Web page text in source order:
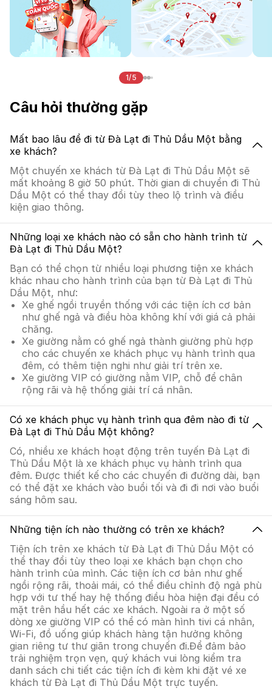
1/5
Câu hỏi thường gặp
Mất bao lâu để đi từ Đà Lạt đi Thủ Dầu Một bằng
xe khách?
Một chuyến xe khách từ Đà Lạt đi Thủ Dầu Một sẽ
mất khoảng 8 giờ 50 phút. Thời gian di chuyển đi Thủ
Dầu Một có thể thay đổi tùy theo lộ trình và điều
kiện giao thông.
Những loại xe khách nào có sẵn cho hành trình từ
Đà Lạt đi Thủ Dầu Một?
Bạn có thể chọn từ nhiều loại phương tiện xe khách
khác nhau cho hành trình của bạn từ Đà Lạt đi Thủ
Dầu Một, như:
Xe ghế ngồi truyền thống với các tiện ích cơ bản
như ghế ngả và điều hòa không khí với giá cả phải
chăng.
Xe giường nằm có ghế ngả thành giường phù hợp
cho các chuyến xe khách phục vụ hành trình qua
đêm, có thêm tiện nghi như giải trí trên xe.
Xe giường VIP có giường nằm VIP, chỗ để chân
rộng rãi và hệ thống giải trí cá nhân.
Có xe khách phục vụ hành trình qua đêm nào đi từ
Đà Lạt đi Thủ Dầu Một không?
Có, nhiều xe khách hoạt động trên tuyến Đà Lạt đi
Thủ Dầu Một là xe khách phục vụ hành trình qua
đêm. Được thiết kế cho các chuyến đi đường dài, bạn
có thể đặt xe khách vào buổi tối và đi đi nơi vào buổi
sáng hôm sau.
Những tiện ích nào thường có trên xe khách?
Tiện ích trên xe khách từ Đà Lạt đi Thủ Dầu Một có
thể thay đổi tùy theo loại xe khách bạn chọn cho
hành trình của mình. Các tiện ích cơ bản như ghế
ngồi rộng rãi, thoải mái, có thể điều chỉnh độ ngả phù
hợp với tư thế hay hệ thống điều hòa hiện đại đều có
mặt trên hầu hết các xe khách. Ngoài ra ở một số
dòng xe giường VIP có thể có màn hình tivi cá nhân,
Wi-Fi, đồ uống giúp khách hàng tận hưởng không
gian riêng tư thư giãn trong chuyến đi.Để đảm bảo
trải nghiệm trọn vẹn, quý khách vui lòng kiểm tra
danh sách chi tiết các tiện ích đi kèm khi đặt vé xe
khách từ Đà Lạt đi Thủ Dầu Một trực tuyến.